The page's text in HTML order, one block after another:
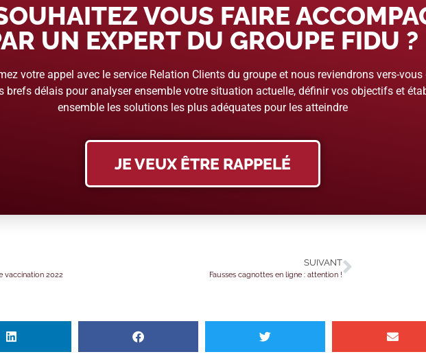
VOUS FAIRE
UN EXPERT DU GROUPE FIDU ?
votre appel avec le service Relation Clients du groupe et nous reviendrons vers-vous
brefs délais pour analyser ensemble votre situation actuelle, définir vos objectifs et
ensemble les solutions les plus adéquates pour les atteindre
JE VEUX ÊTRE RAPPELÉ
vaccination 2022
SUIVANT
Fausses cagnottes en ligne : attention !